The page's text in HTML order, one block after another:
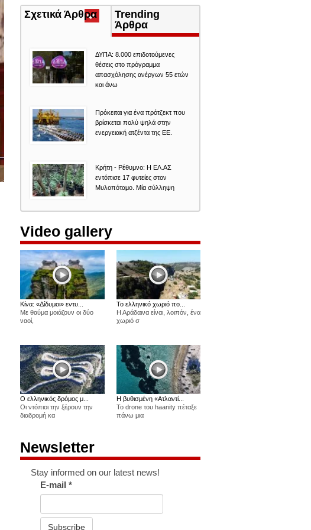
Σχετικά Άρθρα (ενεργή
καρτέλα)
Trending
Άρθρα
ΔΥΠΑ: 8.000 επιδοτούμενες
θέσεις στο πρόγραμμα
απασχόλησης ανέργων 55 ετών
και άνω
Πρόκειται για ένα πρότζεκτ που
βρίσκεται πολύ ψηλά στην
ενεργειακή ατζέντα της ΕΕ.
Κρήτη - Ρέθυμνο: Η ΕΛ.ΑΣ
εντόπισε 17 φυτείες στον
Μυλοπόταμο. Μία σύλληψη
Video gallery
Κίνα: «Δίδυμοι» εντυ...
Με θαύμα μοιάζουν οι δύο
ναοί,
Το ελληνικό χωριό πο...
Η Αράδαινα είναι, λοιπόν, ένα
χωριό σ
Ο ελληνικός δρόμος μ...
Οι ντόπιοι την ξέρουν την
διαδρομή κα
Η βυθισμένη «Ατλαντί...
Το drone του haanity πέταξε
πάνω μια
Newsletter
Stay informed on our latest news!
E-mail*
Subscribe